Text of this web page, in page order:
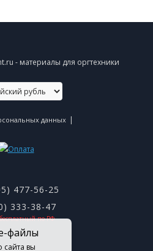
- материалы для оргтехники
данных |
477-56-25
333-38-47
по РФ
файлы
сайта вы